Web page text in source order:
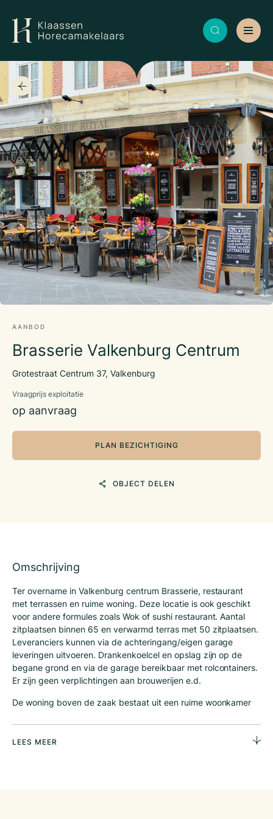
AANBOD
Brasserie Valkenburg Centrum
Grotestraat Centrum 37, Valkenburg
Vraagprijs exploitatie
op aanvraag
PLAN BEZICHTIGING
OBJECT DELEN
Omschrijving
Ter overname in Valkenburg centrum Brasserie, restaurant
met terrassen en ruime woning. Deze locatie is ook geschikt
voor andere formules zoals Wok of sushi restaurant. Aantal
zitplaatsen binnen 65 en verwarmd terras met 50 zitplaatsen.
Leveranciers kunnen via de achteringang/eigen garage
leveringen uitvoeren. Drankenkoelcel en opslag zijn op de
begane grond en via de garage bereikbaar met rolcontainers.
Er zijn geen verplichtingen aan brouwerijen e.d.
De woning boven de zaak bestaat uit een ruime woonkamer
toilet en bergingen.
LEES MEER